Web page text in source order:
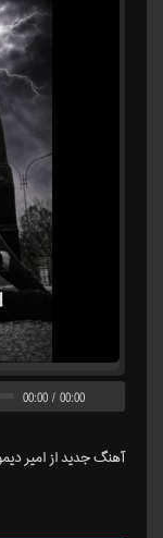
00:00/00:00
آهنگ جدید از امیر